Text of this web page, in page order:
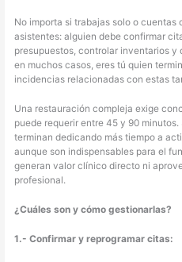
No importa si trabajas solo o cuentas
asistentes: alguien debe confirmar
presupuestos, controlar inventarios y
en muchos casos, eres tú quien
incidencias relacionadas con estas
Una restauración compleja exige
puede requerir entre 45 y 90
terminan dedicando más tiempo a
aunque son indispensables para el
generan valor clínico directo ni
profesional.
¿Cuáles son y cómo gestionarlas?
1.- Confirmar y reprogramar citas: